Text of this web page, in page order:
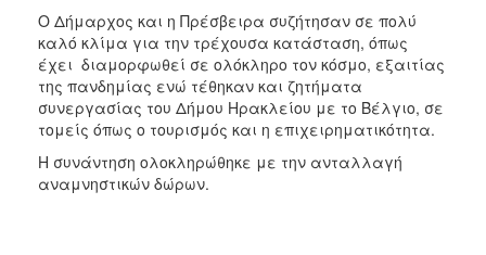
Ο Δήμαρχος και η Πρέσβειρα συζήτησαν σε πολύ
καλό κλίμα για την τρέχουσα κατάσταση, όπως
έχει διαμορφωθεί σε ολόκληρο τον κόσμο, εξαιτίας
της πανδημίας ενώ τέθηκαν και ζητήματα
συνεργασίας του Δήμου Ηρακλείου με το Βέλγιο, σε
τομείς όπως ο τουρισμός και η επιχειρηματικότητα.
Η συνάντηση ολοκληρώθηκε με την ανταλλαγή
αναμνηστικών δώρων.